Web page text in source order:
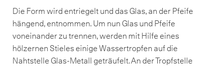
Die Form wird entriegelt und das Glas, an der Pfeife
hängend, entnommen. Um nun Glas und Pfeife
voneinander zu trennen, werden mit Hilfe eines
hölzernen Stieles einige Wassertropfen auf die
Nahtstelle Glas-Metall geträufelt. An der Tropfstelle